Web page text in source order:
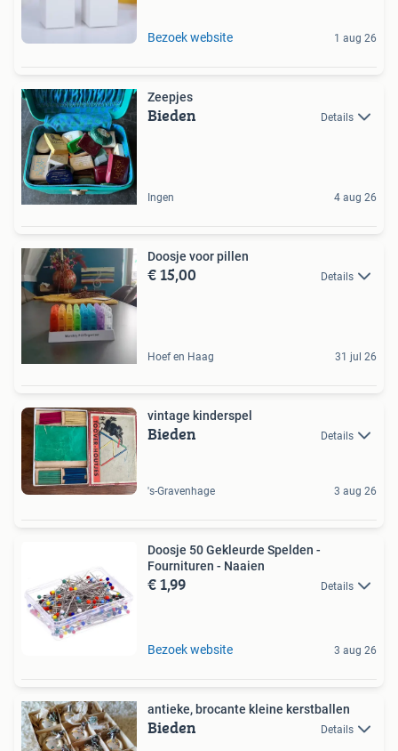
Bezoek website 1 aug 26
Zeepjes
Bieden Details
Ingen 4 aug 26
Doosje voor pillen
€ 15,00 Details
Hoef en Haag 31 jul 26
vintage kinderspel
Bieden Details
's-Gravenhage 3 aug 26
Doosje 50 Gekleurde Spelden -
Fournituren - Naaien
€ 1,99 Details
Bezoek website 3 aug 26
antieke, brocante kleine kerstballen
Bieden Details